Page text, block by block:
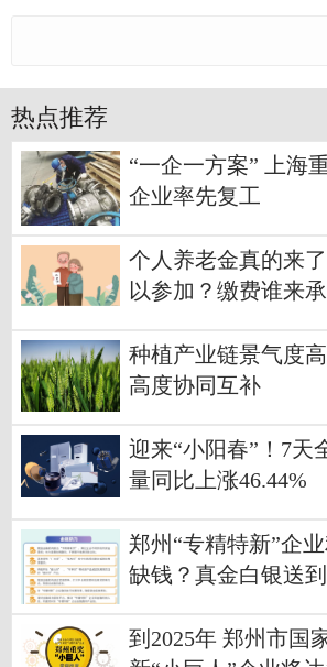
热点推荐
“一企一方案” 上海
企业率先复工
个人养老金真的来
以参加？缴费谁来
种植产业链景气度
高度协同互补
迎来“小阳春”！7天
量同比上涨46.44%
郑州“专精特新”企
缺钱？真金白银送
到2025年 郑州市国